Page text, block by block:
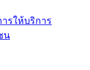
รให้บริการ
น